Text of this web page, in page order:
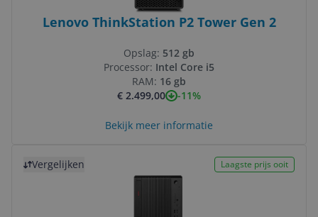
Lenovo ThinkStation P2 Tower Gen 2
Opslag: 512 gb
Processor: Intel Core i5
RAM: 16 gb
€ 2.499,00
-11%
Bekijk meer informatie
Vergelijken Laagste prijs ooit